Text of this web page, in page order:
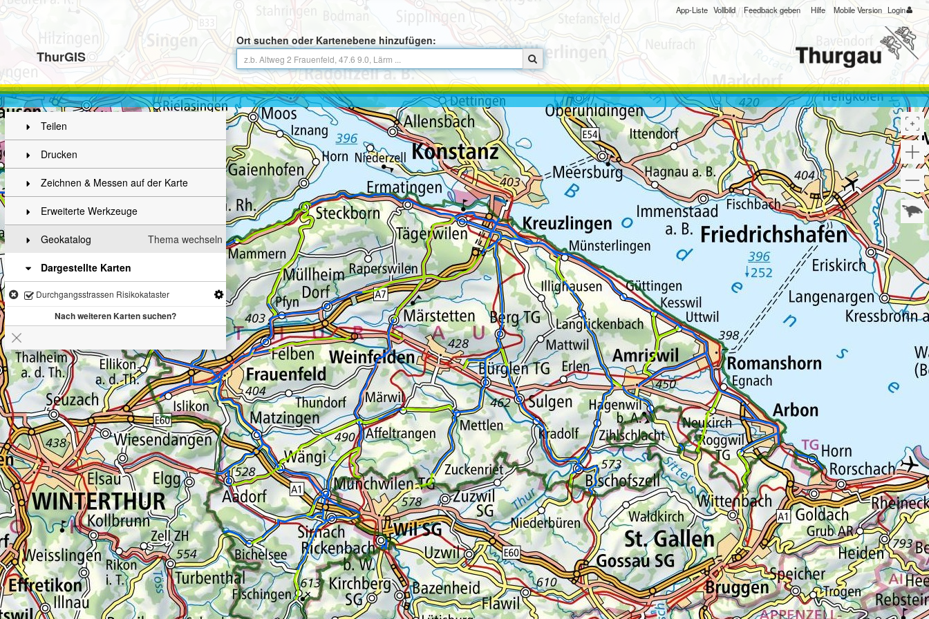
ThurGIS
Ort suchen oder Kartenebene hinzufügen:
App-Liste Vollbild Feedback geben Hilfe Mobile Version Login
Teilen
Drucken
Zeichnen & Messen auf der Karte
Erweiterte Werkzeuge
Thema wechseln
Geokatalog
Dargestellte Karten
Durchgangsstrassen Risikokataster
Nach weiteren Karten suchen?